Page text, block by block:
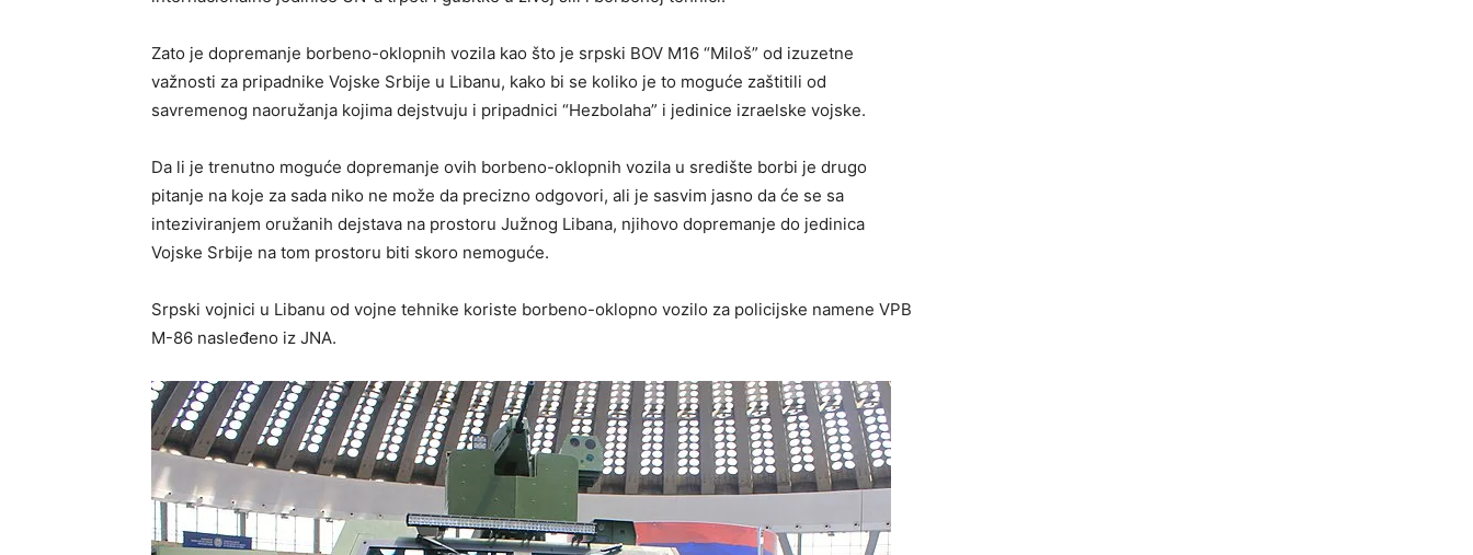
Zato je dopremanje borbeno-oklopnih vozila kao što je srpski BOV M16 “Miloš” od izuzetne
važnosti za pripadnike Vojske Srbije u Libanu, kako bi se koliko je to moguće zaštitili od
savremenog naoružanja kojima dejstvuju i pripadnici “Hezbolaha” i jedinice izraelske vojske.
Da li je trenutno moguće dopremanje ovih borbeno-oklopnih vozila u središte borbi je drugo
pitanje na koje za sada niko ne može da precizno odgovori, ali je sasvim jasno da će se sa
inteziviranjem oružanih dejstava na prostoru Južnog Libana, njihovo dopremanje do jedinica
Vojske Srbije na tom prostoru biti skoro nemoguće.
Srpski vojnici u Libanu od vojne tehnike koriste borbeno-oklopno vozilo za policijske namene VPB
M-86 nasleđeno iz JNA.